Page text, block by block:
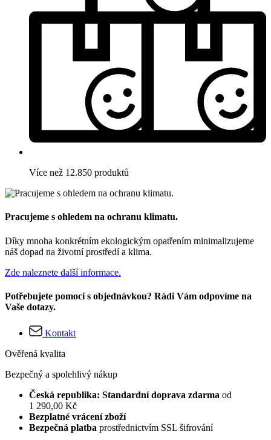
Více než 12.850 produktů
Pracujeme s ohledem na ochranu klimatu.
Díky mnoha konkrétním ekologickým opatřením minimalizujeme
náš dopad na životní prostředí a klima.
Zde naleznete další informace.
Potřebujete pomoci s objednávkou? Rádi Vám odpovíme na
Vaše dotazy.
Kontakt
Ověřená kvalita
Bezpečný a spolehlivý nákup
Česká republika: Standardní doprava zdarma od
1 290,00 Kč
Bezplatné vrácení zboží
Bezpečná platba prostřednictvím SSL šifrování